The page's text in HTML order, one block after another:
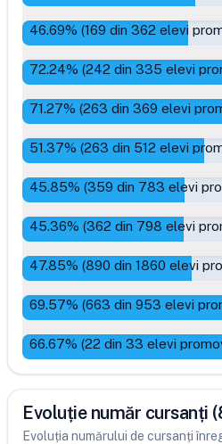
46.69% (169 din 362 elevi
72.24% (242 din 335 elevi
71.27% (263 din 369 elevi
51.37% (263 din 512 elevi
45.85% (359 din 783 elevi
45.36% (362 din 798 elevi
47.85% (890 din 1860 elevi
69.57% (663 din 953 elevi
66.67% (22 din 33 elevi
Evoluție număr cursanți
Evoluția numărului de cursanți